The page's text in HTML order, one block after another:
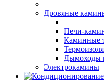
Дровяные
Печи-
Каминные
Дымоходы
Электрокамины